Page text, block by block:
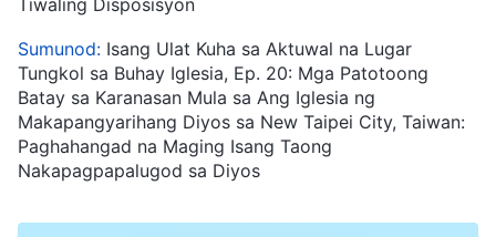
Sumunod: Isang Ulat Kuha sa Aktuwal na Lugar
Tungkol sa Buhay Iglesia, Ep. 20: Mga Patotoong
Batay sa Karanasan Mula sa Ang Iglesia ng
Makapangyarihang Diyos sa New Taipei City, Taiwan:
Paghahangad na Maging Isang Taong
Nakapagpapalugod sa Diyos